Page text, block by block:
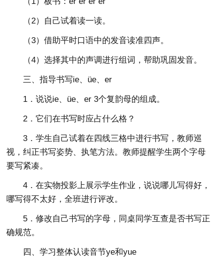
（2）自己试着读一读。
（3）借助平时口语中的发音读准四声。
（4）选择其中的声调进行组词，帮助巩固发音。
三、指导书写ie、üe、er
1．说说ie、üe、er 3个复韵母的组成。
2．它们在书写时应占什么格？
3．学生自己试着在四线三格中进行书写，教师巡
视，纠正书写姿势、执笔方法。教师提醒学生两个字母
要写紧凑。
4．在实物投影上展示学生作业，说说哪儿写得好，
哪写得不太好，全班进行评改。
5．修改自己书写的字母，同桌同学互查是否书写正
确规范。
四、学习整体认读音节ye和yue